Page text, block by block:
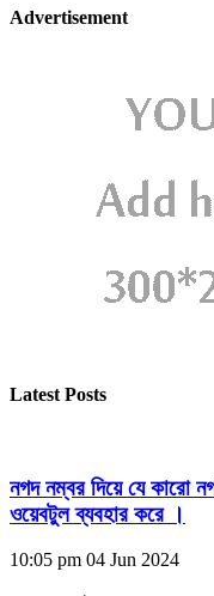
Advertisement
Latest Posts
নগদ নম্বর দিয়ে যে কারো
ওয়েবটুল ব্যবহার করে ।
10:05 pm 04 Jun 2024